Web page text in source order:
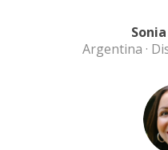
Argentina ·